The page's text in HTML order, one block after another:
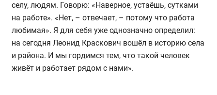
селу, людям. Говорю: «Наверное, устаёшь, сутками
на работе». «Нет, – отвечает, – потому что работа
любимая». Я для себя уже однозначно определил:
на сегодня Леонид Краскович вошёл в историю села
и района. И мы гордимся тем, что такой человек
живёт и работает рядом с нами».